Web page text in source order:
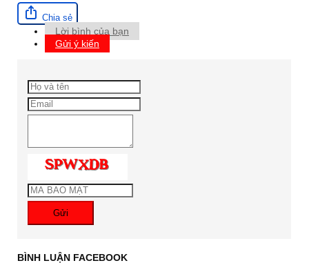
Chia sẻ
Lời bình của bạn
Gửi ý kiến
Gửi
BÌNH LUẬN FACEBOOK